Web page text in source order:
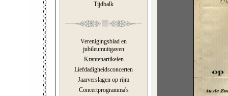
Tijdbalk
Verenigingsblad en
jubileumuitgaven
Krantenartikelen
Liefdadigheidsconcerten
Jaarverslagen op rijm
Concertprogramma's